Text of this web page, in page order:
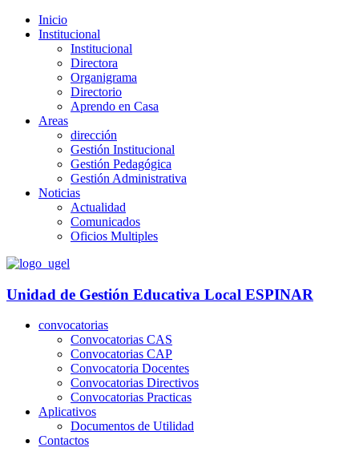
Inicio
Institucional
Institucional
Directora
Organigrama
Directorio
Aprendo en Casa
Areas
dirección
Gestión Institucional
Gestión Pedagógica
Gestión Administrativa
Noticias
Actualidad
Comunicados
Oficios Multiples
Unidad de Gestión Educativa Local ESPINAR
convocatorias
Convocatorias CAS
Convocatorias CAP
Convocatoria Docentes
Convocatorias Directivos
Convocatorias Practicas
Aplicativos
Documentos de Utilidad
Contactos